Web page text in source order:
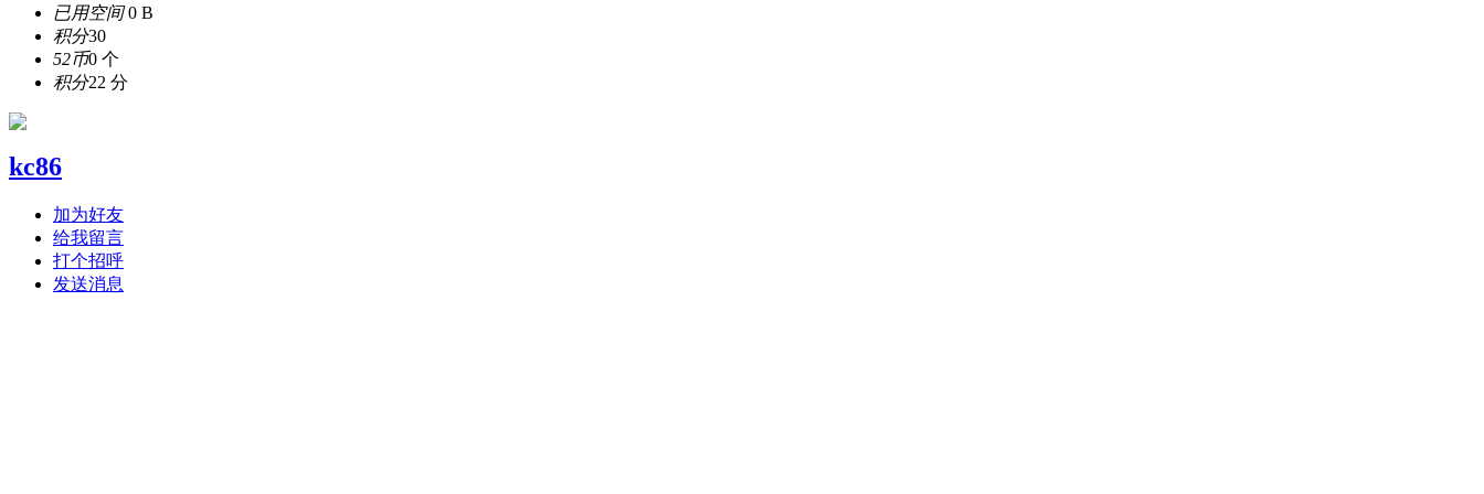
已用空间0 B
积分30
52币0 个
积分22 分
kc86
加为好友
给我留言
打个招呼
发送消息